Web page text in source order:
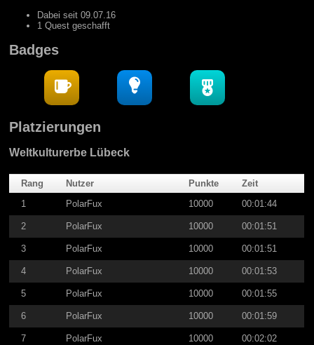
Dabei seit 09.07.16
1 Quest geschafft
Badges
Platzierungen
Weltkulturerbe Lübeck
Rang Nutzer Punkte
Zeit
1
PolarFux 10000 00:01:44
2 PolarFux 10000 00:01:51
3 PolarFux 10000 00:01:51
4 PolarFux 10000 00:01:53
5 PolarFux 10000 00:01:55
6 PolarFux 10000 00:01:59
7 PolarFux 10000 00:02:02